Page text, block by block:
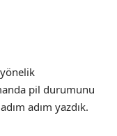
pil durumunu
adım yazdık.